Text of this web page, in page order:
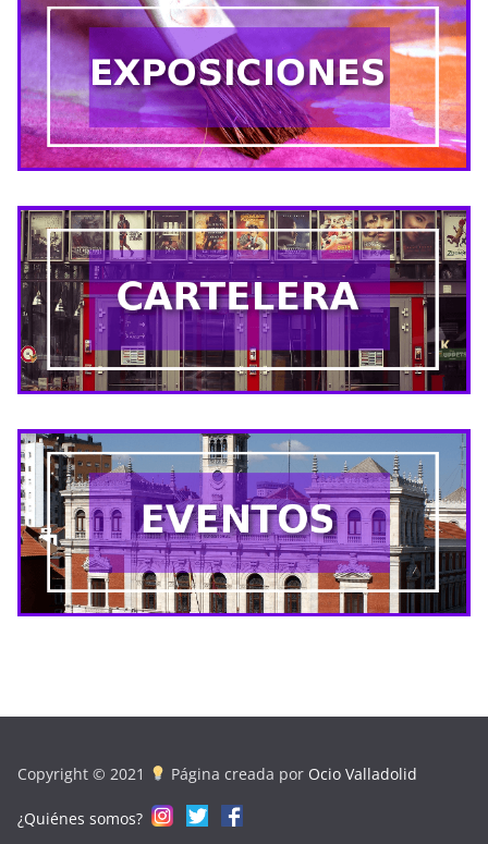
Copyright © 2021 Página creada por Ocio Valladolid
¿Quiénes somos?